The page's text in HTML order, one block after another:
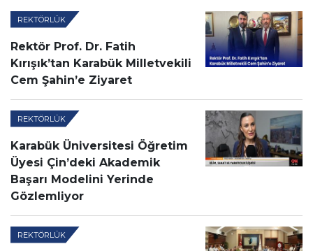
REKTÖRLÜK
Rektör Prof. Dr. Fatih
Kırışık’tan Karabük Milletvekili
Cem Şahin’e Ziyaret
REKTÖRLÜK
Karabük Üniversitesi Öğretim
Üyesi Çin’deki Akademik
Başarı Modelini Yerinde
Gözlemliyor
REKTÖRLÜK